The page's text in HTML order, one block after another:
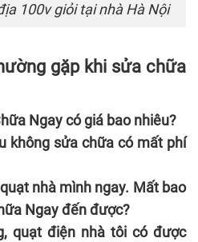
100v giỏi tại nhà Hà Nội
gặp khi sửa chữa
Ngay có giá bao nhiêu?
không sửa chữa có mất phí
nhà mình ngay. Mất bao
Ngay đến được?
quạt điện nhà tôi có được